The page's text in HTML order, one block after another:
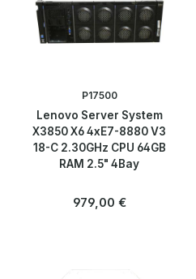
P17500
Lenovo Server System
X3850 X6 4xE7-8880 V3
18-C 2.30GHz CPU 64GB
RAM 2.5" 4Bay
Regulärer Preis:
979,00 €